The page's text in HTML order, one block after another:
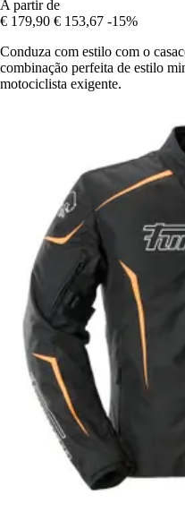
A partir de
€ 179,90 € 153,67 -15%
Conduza com estilo com o
combinação perfeita de estilo
motociclista exigente.